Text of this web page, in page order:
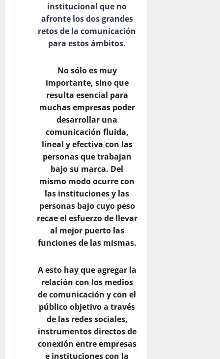
institucional que no
afronte los dos grandes
retos de la comunicación
para estos ámbitos.
No sólo es muy
importante, sino que
resulta esencial para
muchas empresas poder
desarrollar una
comunicación fluida,
lineal y efectiva con las
personas que trabajan
bajo su marca. Del
mismo modo ocurre con
las instituciones y las
personas bajo cuyo peso
recae el esfuerzo de llevar
al mejor puerto las
funciones de las mismas.
A esto hay que agregar la
relación con los medios
de comunicación y con el
público objetivo a través
de las redes sociales,
instrumentos directos de
conexión entre empresas
e instituciones con la